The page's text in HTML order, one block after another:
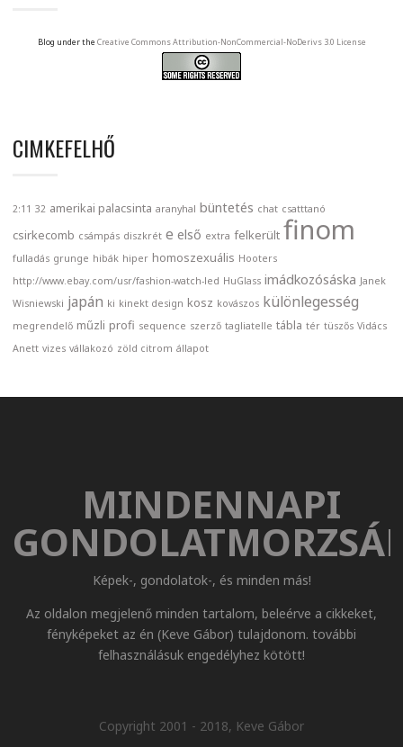
Blog under the Creative Commons Attribution-NonCommercial-NoDerivs 3.0 License
CIMKEFELHŐ
2:11 32 amerikai palacsinta aranyhal büntetés chat csatttanó
csirkecomb csámpás diszkrét e első extra felkerült finom
fulladás grunge hibák hiper homoszexuális Hooters
http://www.ebay.com/usr/fashion-watch-led HuGlass imádkozósáska Janek
Wisniewski japán ki kinekt design kosz kovászos különlegesség
megrendelő műzli profi sequence szerző tagliatelle tábla tér tüszős Vidács
Anett vizes vállakozó zöld citrom állapot
MINDENNAPI
Képek-, gondolatok-, és minden más!
Az oldalon megjelenő minden tartalom, beleérve a cikkeket,
fényképeket az én (Keve Gábor) tulajdonom. további
felhasználásuk engedélyhez kötött!
Copyright 2001 - 2018, Keve Gábor